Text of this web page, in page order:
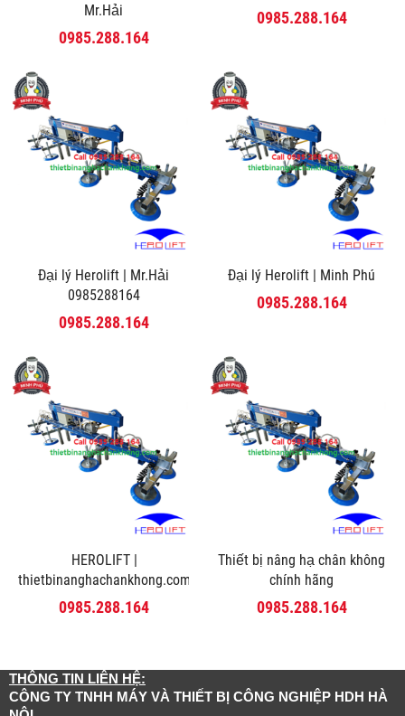
Mr.Hải
0985.288.164
0985.288.164
Đại lý Herolift | Mr.Hải
0985288164
0985.288.164
Đại lý Herolift | Minh Phú
0985.288.164
HEROLIFT |
thietbinanghachankhong.com
0985.288.164
Thiết bị nâng hạ chân không
chính hãng
0985.288.164
THÔNG TIN LIÊN HỆ:
CÔNG TY TNHH MÁY VÀ THIẾT BỊ CÔNG NGHIỆP HDH HÀ